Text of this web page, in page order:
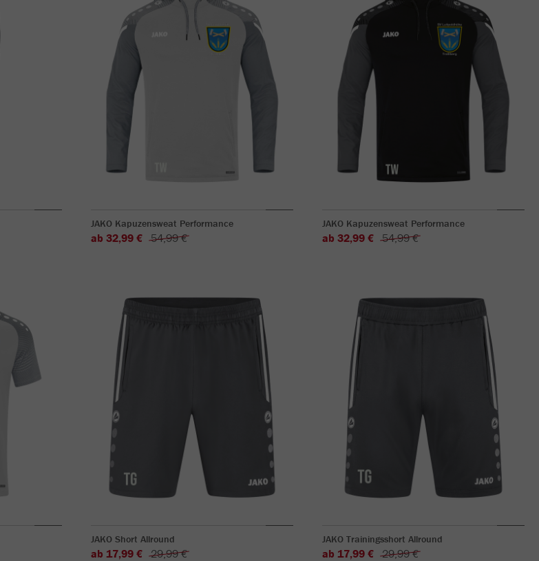
JAKO Kapuzensweat Performance
ab 32,99 € 54,99 €
JAKO Kapuzensweat Performance
ab 32,99 € 54,99 €
JAKO Short Allround
ab 17,99 € 29,99 €
JAKO Trainingsshort Allround
ab 17,99 € 29,99 €